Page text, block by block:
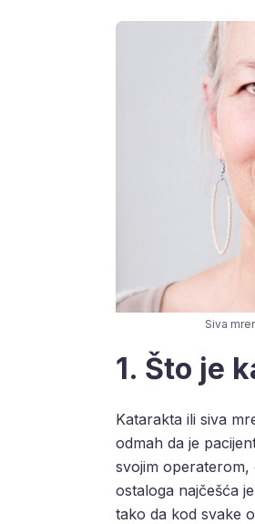
Siva
1. Što je
Katarakta ili siva
odmah da je
svojim operaterom,
ostaloga najčešća
tako da kod svake